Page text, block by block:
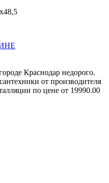
Краснодар недорого.
от производителя
по цене от 19990.00